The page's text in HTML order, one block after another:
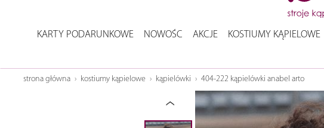
KARTY PODARUNKOWE NOWOŚC AKCJE KOSTIUMY KĄPIELOWE
strona główna kostiumy kąpielowe kąpielówki 404-222 kąpielówki anabel arto